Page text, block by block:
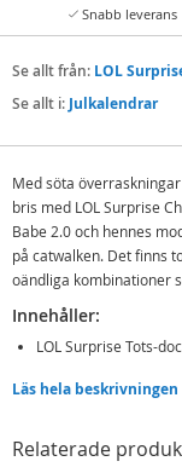
Snabb leverans
Se allt från: LOL
Se allt i: Julkalendrar
Med söta
bris med LOL Surprise
Babe 2.0 och hennes
på catwalken. Det finns
oändliga kombinationer
Innehåller:
LOL Surprise Tots-
Flaska och nalle
Läs hela beskrivningen
Relaterade